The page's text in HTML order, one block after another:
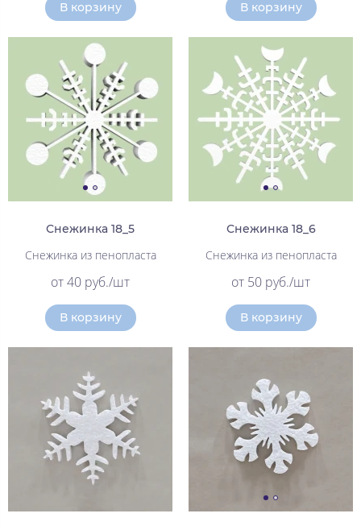
В корзину В корзину
Снежинка 18_5
Снежинка из пенопласта
от 40 руб./шт
В корзину
Снежинка 18_6
Снежинка из пенопласта
от 50 руб./шт
В корзину